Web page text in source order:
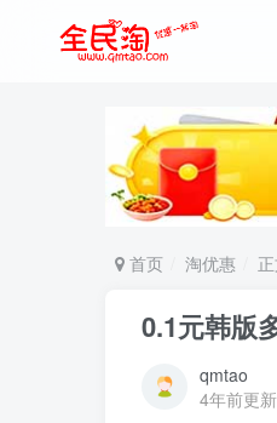
首页 淘优惠
0.1元韩版
qmtao
4年前更新